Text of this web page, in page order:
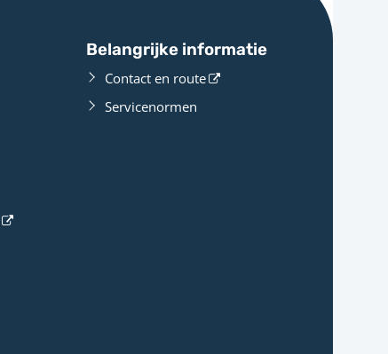
Belangrijke informatie
Contact en route
Servicenormen